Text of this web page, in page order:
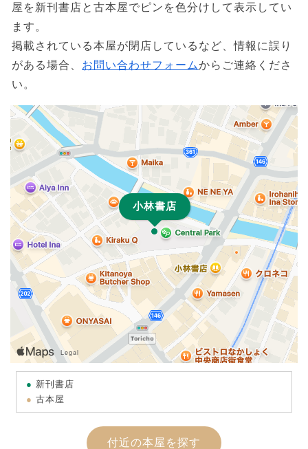
屋を新刊書店と古本屋でピンを色分けして表示してい
ます。
掲載されている本屋が閉店しているなど、情報に誤り
がある場合、 お問い合わせフォームからご連絡くださ
い。
小林書店
新刊書店
古本屋
付近の本屋を探す